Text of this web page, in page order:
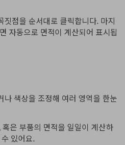
짓점을 순서대로 클릭합니다. 마지
자동으로 면적이 계산되어 표시됩
나 색상을 조정해 여러 영역을 한눈
은 부품의 면적을 일일이 계산하
있어요.